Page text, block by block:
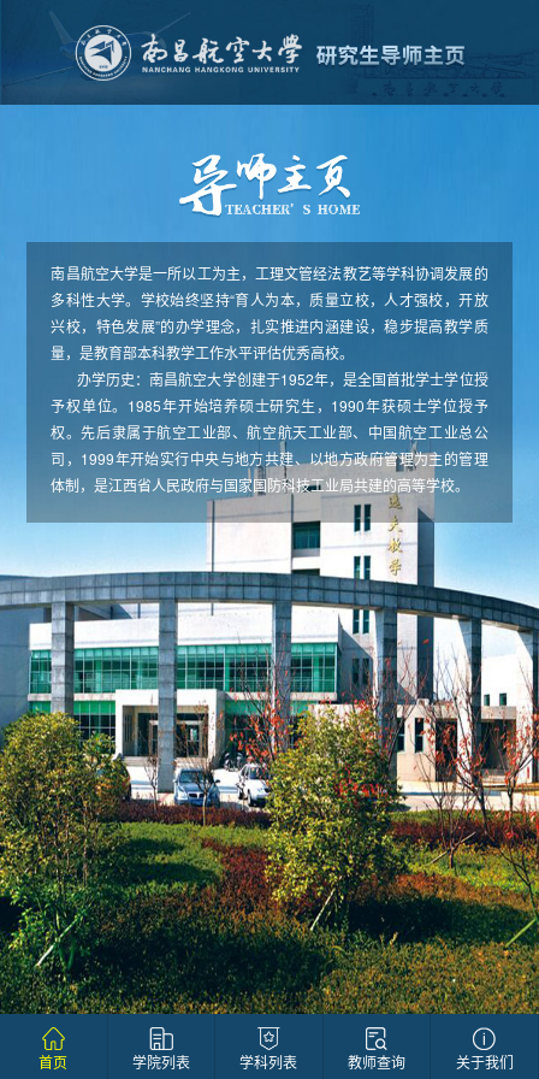
南昌航空大学是一所以工为主，工理文管经法教艺等学科协调发展的
多科性大学。学校始终坚持“育人为本，质量立校，人才强校，开放
兴校，特色发展”的办学理念，扎实推进内涵建设，稳步提高教学质
量，是教育部本科教学工作水平评估优秀高校。
办学历史：南昌航空大学创建于1952年，是全国首批学士学位授
予权单位。1985年开始培养硕士研究生，1990年获硕士学位授予
权。先后隶属于航空工业部、航空航天工业部、中国航空工业总公
司，1999年开始实行中央与地方共建、以地方政府管理为主的管理
体制，是江西省人民政府与国家国防科技工业局共建的高等学校。
首页 学院列表 学科列表 教师查询 关于我们